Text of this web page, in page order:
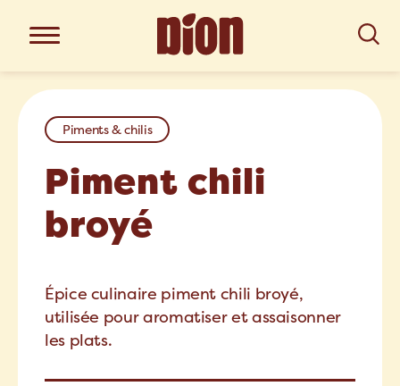
Piments & chilis
Piment chili
broyé
Épice culinaire piment chili broyé,
utilisée pour aromatiser et assaisonner
les plats.